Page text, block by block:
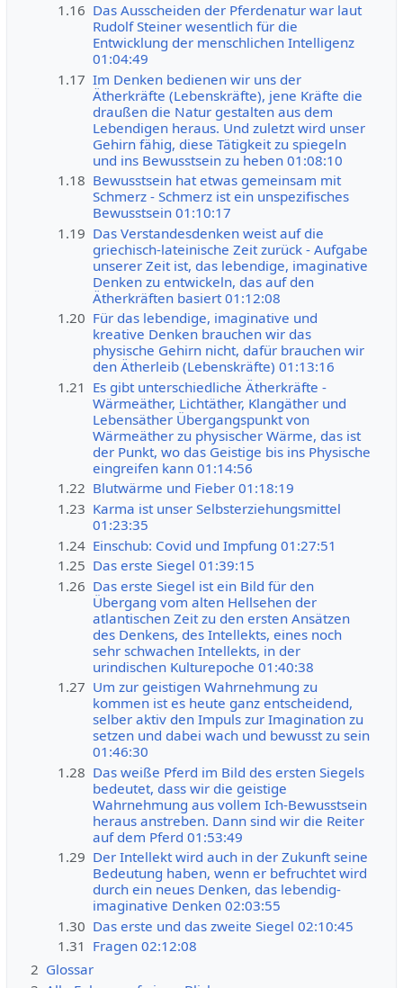
1.16 Das Ausscheiden der Pferdenatur war laut
Rudolf Steiner wesentlich für die
Entwicklung der menschlichen Intelligenz
01:04:49
1.17 Im Denken bedienen wir uns der
Ätherkräfte (Lebenskräfte), jene Kräfte die
draußen die Natur gestalten aus dem
Lebendigen heraus. Und zuletzt wird unser
Gehirn fähig, diese Tätigkeit zu spiegeln
und ins Bewusstsein zu heben 01:08:10
1.18 Bewusstsein hat etwas gemeinsam mit
Schmerz - Schmerz ist ein unspezifisches
Bewusstsein 01:10:17
1.19 Das Verstandesdenken weist auf die
griechisch-lateinische Zeit zurück - Aufgabe
unserer Zeit ist, das lebendige, imaginative
Denken zu entwickeln, das auf den
Ätherkräften basiert 01:12:08
1.20 Für das lebendige, imaginative und
kreative Denken brauchen wir das
physische Gehirn nicht, dafür brauchen wir
den Ätherleib (Lebenskräfte) 01:13:16
1.21 Es gibt unterschiedliche Ätherkräfte -
Wärmeäther, Lichtäther, Klangäther und
Lebensäther Übergangspunkt von
Wärmeäther zu physischer Wärme, das ist
der Punkt, wo das Geistige bis ins Physische
eingreifen kann 01:14:56
1.22 Blutwärme und Fieber 01:18:19
1.23 Karma ist unser Selbsterziehungsmittel
01:23:35
1.24 Einschub: Covid und Impfung 01:27:51
1.25 Das erste Siegel 01:39:15
1.26 Das erste Siegel ist ein Bild für den
Übergang vom alten Hellsehen der
atlantischen Zeit zu den ersten Ansätzen
des Denkens, des Intellekts, eines noch
sehr schwachen Intellekts, in der
urindischen Kulturepoche 01:40:38
1.27 Um zur geistigen Wahrnehmung zu
kommen ist es heute ganz entscheidend,
selber aktiv den Impuls zur Imagination zu
setzen und dabei wach und bewusst zu sein
01:46:30
1.28 Das weiße Pferd im Bild des ersten Siegels
bedeutet, dass wir die geistige
Wahrnehmung aus vollem Ich-Bewusstsein
heraus anstreben. Dann sind wir die Reiter
auf dem Pferd 01:53:49
1.29 Der Intellekt wird auch in der Zukunft seine
Bedeutung haben, wenn er befruchtet wird
durch ein neues Denken, das lebendig-
imaginative Denken 02:03:55
1.30 Das erste und das zweite Siegel 02:10:45
1.31 Fragen 02:12:08
2 Glossar